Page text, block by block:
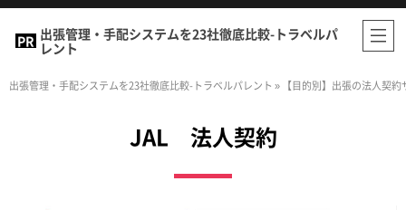
出張管理・手配システムを23社徹底比較-トラベルパ
レント
出張管理・手配システムを23社徹底比較-トラベルパレント » 【目的別】出張の法人契
JAL 法人契約